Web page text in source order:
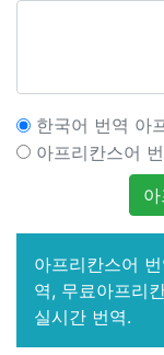
한국어 번역 아
아프리칸스어
아프리칸스어
역, 무료아프리
실시간 번역.